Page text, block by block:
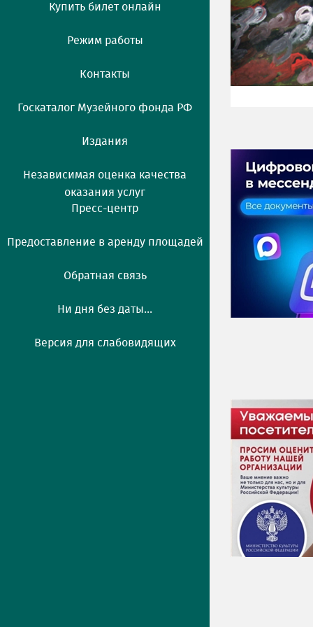
Купить билет онлайн
Режим работы
Контакты
Госкаталог Музейного фонда РФ
Издания
Независимая оценка качества
оказания услуг
Пресс-центр
Предоставление в аренду площадей
Обратная связь
Ни дня без даты...
Версия для слабовидящих